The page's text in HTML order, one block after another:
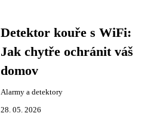
Detektor kouře s WiFi:
Jak chytře ochránit váš
domov
Alarmy a detektory
28. 05. 2026